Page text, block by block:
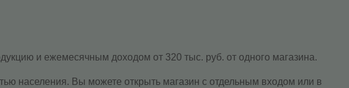
и ежемесячным доходом от 320 тыс. руб. от одного магазина.
населения. Вы можете открыть магазин с отдельным входом или в